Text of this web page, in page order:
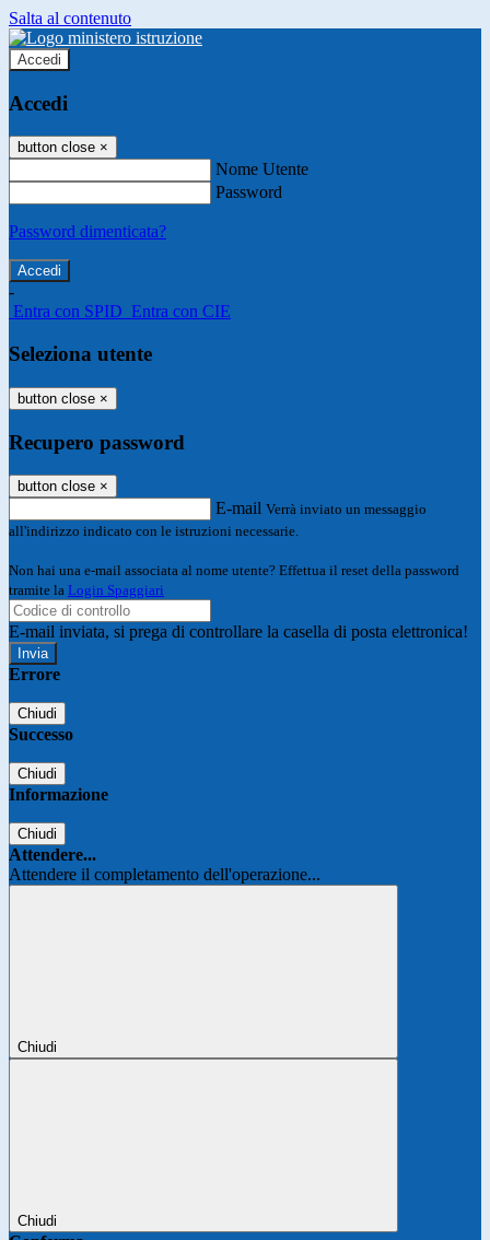
Salta al contenuto
Accedi
Accedi
button close ×
Nome Utente
Password
Password dimenticata?
-
Entra con SPID Entra con CIE
Seleziona utente
button close ×
Recupero password
button close ×
E-mail Verrà inviato un messaggio
all'indirizzo indicato con le istruzioni necessarie.
Non hai una e-mail associata al nome utente? Effettua il reset della password
tramite la Login Spaggiari
E-mail inviata, si prega di controllare la casella di posta elettronica!
Errore
Chiudi
Successo
Chiudi
Informazione
Chiudi
Attendere...
Attendere il completamento dell'operazione...
Chiudi
Chiudi